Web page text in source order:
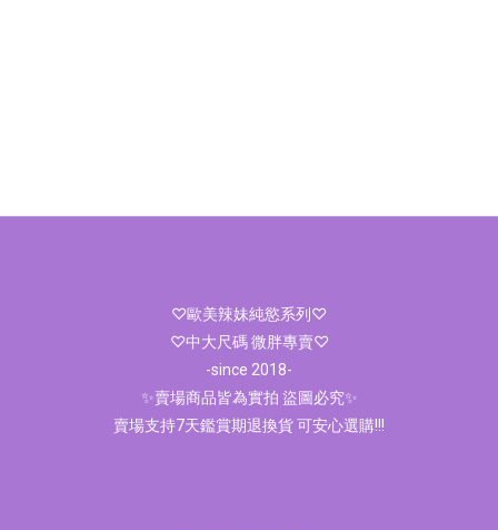
♡歐美辣妹純慾系列♡
♡中大尺碼 微胖專賣♡
-since 2018-
✨賣場商品皆為實拍 盜圖必究✨
賣場支持7天鑑賞期退換貨 可安心選購!!!